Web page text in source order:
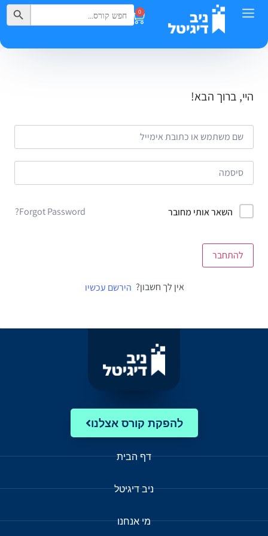
0
Search
for:
Search Button
היי, ברוך הבא!
השאר אותי מחובר Forgot Password?
להתחבר
אין לך חשבון? הירשם עכשיו
להפקת קורס אצלנו
דף הבית
ניב דיגיטל
מי אנחנו